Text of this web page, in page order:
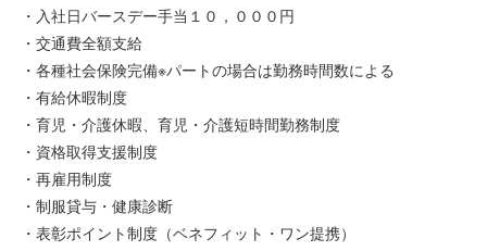
・入社日バースデー手当１０，０００円
・交通費全額支給
・各種社会保険完備※パートの場合は勤務時間数による
・有給休暇制度
・育児・介護休暇、育児・介護短時間勤務制度
・資格取得支援制度
・再雇用制度
・制服貸与・健康診断
・表彰ポイント制度（ベネフィット・ワン提携）